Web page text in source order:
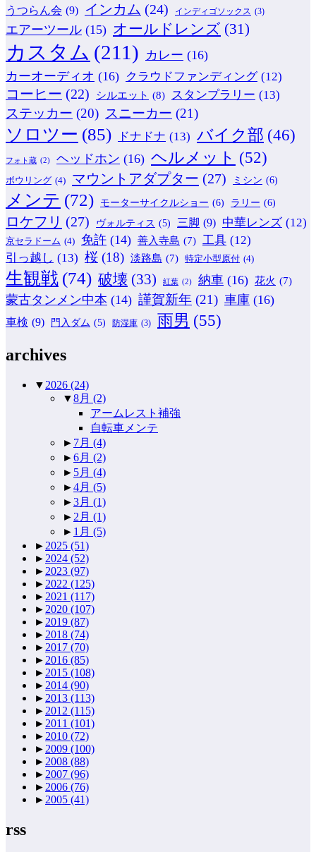
うつらん会 (9) インカム (24) インディゴソックス (3)
エアーツール (15) オールドレンズ (31)
カスタム (211) カレー (16)
カーオーディオ (16) クラウドファンディング (12)
コーヒー (22) シルエット (8) スタンプラリー (13)
ステッカー (20) スニーカー (21)
ソロツー (85) ドナドナ (13) バイク部 (46)
フォト蔵 (2) ヘッドホン (16) ヘルメット (52)
ボウリング (4) マウントアダプター (27) ミシン (6)
メンテ (72) モーターサイクルショー (6) ラリー (6)
ロケフリ (27) ヴォルティス (5) 三脚 (9) 中華レンズ (12)
京セラドーム (4) 免許 (14) 善入寺島 (7) 工具 (12)
引っ越し (13) 桜 (18) 淡路島 (7) 特定小型原付 (4)
生観戦 (74) 破壊 (33) 紅葉 (2) 納車 (16) 花火 (7)
蒙古タンメン中本 (14) 謹賀新年 (21) 車庫 (16)
車検 (9) 門入ダム (5) 防湿庫 (3) 雨男 (55)
archives
▼ 2026 (24)
▼8月 (2)
アームレスト補強
自転車メンテ
► 7月 (4)
►6月 (2)
► 5月 (4)
►4月 (5)
►3月 (1)
► 2月 (1)
► 1月 (5)
► 2025 (51)
► 2024 (52)
► 2023 (97)
► 2022 (125)
► 2021 (117)
► 2020 (107)
► 2019 (87)
► 2018 (74)
► 2017 (70)
► 2016 (85)
► 2015 (108)
► 2014 (90)
► 2013 (113)
► 2012 (115)
► 2011 (101)
► 2010 (72)
► 2009 (100)
► 2008 (88)
► 2007 (96)
► 2006 (76)
► 2005 (41)
rss